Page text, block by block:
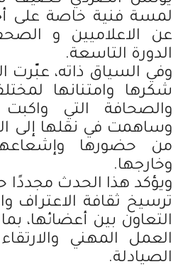
لمسة فنية خاصة على
عن الاعلاميين و
الدورة التاسعة.
وفي السياق ذاته،
شكرها وامتنانها
والصحافة التي واكبت
وساهمت في نقلها إلى
من حضورها
وخارجها.
ويؤكد هذا الحدث
ترسيخ ثقافة الاعتراف
التعاون بين أعضائها،
العمل المهني
الصيادلة.